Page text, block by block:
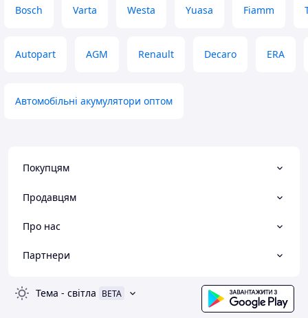
Bosch Varta Westa Yuasa Fiamm
Autopart AGM Renault Decaro ERA
Автомобільні акумулятори оптом
Покупцям
Продавцям
Про нас
Партнери
Тема - світла BETA